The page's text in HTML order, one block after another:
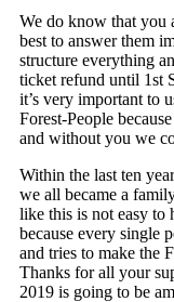
We do know that you
best to answer them
structure everything
ticket refund until 1st
it’s very important to
Forest-People
and without you we
Within the last ten
we all became a
like this is not easy to
because every single
and tries to make the
Thanks for all your
2019 is going to be